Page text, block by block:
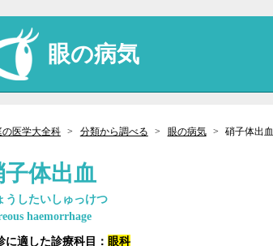
眼の病気
の医学大全科 分類から調べる 眼の病気 硝子体出血
子体出血
うしたいしゅっけつ
haemorrhage
に適した診療科目： 眼科